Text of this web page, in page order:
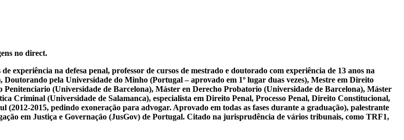
no direct.
experiência na defesa penal, professor de cursos de mestrado e doutorado com experiência de 13 anos na
pela Universidade do Minho (Portugal – aprovado em 1º lugar duas vezes), Mestre em Direito
(Universidade de Barcelona), Máster en Derecho Probatorio (Universidade de Barcelona), Máster
Criminal (Universidade de Salamanca), especialista em Direito Penal, Processo Penal, Direito Constitucional,
2015, pedindo exoneração para advogar. Aprovado em todas as fases durante a graduação), palestrante
em Justiça e Governação (JusGov) de Portugal. Citado na jurisprudência de vários tribunais, como TRF1,